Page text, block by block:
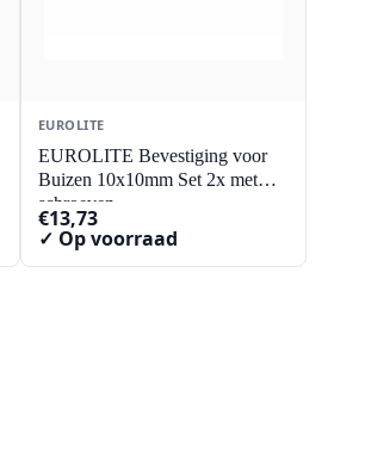
EUROLITE
EUROLITE Bevestiging voor
Buizen 10x10mm Set 2x met
schroeven
€13,73
✓ Op voorraad